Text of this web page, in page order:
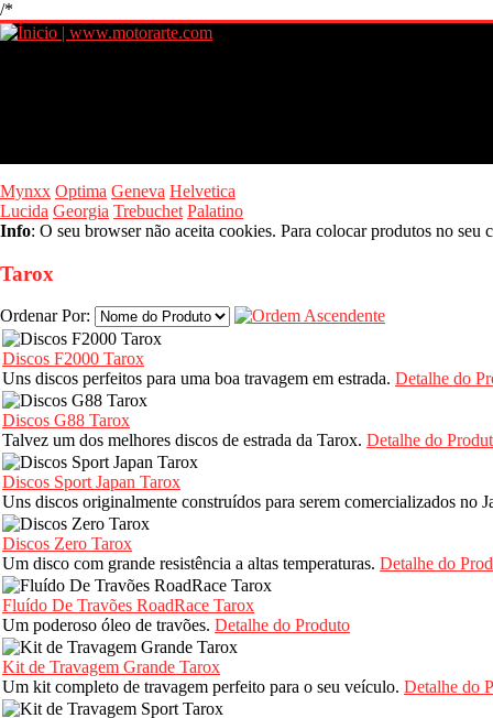
/*
Mynxx Optima Geneva Helvetica
Lucida Georgia Trebuchet Palatino
Info: O seu browser não aceita cookies. Para colocar produtos no
Tarox
Ordenar Por:
Discos F2000 Tarox
Uns discos perfeitos para uma boa travagem em estrada. Detalhe do
Discos G88 Tarox
Talvez um dos melhores discos de estrada da Tarox. Detalhe do
Discos Sport Japan Tarox
Uns discos originalmente construídos para serem comercializados no
Discos Zero Tarox
Um disco com grande resistência a altas temperaturas. Detalhe do
Fluído De Travões RoadRace Tarox
Um poderoso óleo de travões. Detalhe do Produto
Kit de Travagem Grande Tarox
Um kit completo de travagem perfeito para o seu veículo. Detalhe do